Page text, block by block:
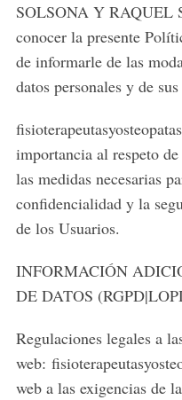
SOLSONA Y RAQUEL
conocer la presente
de informarle de las
datos personales y de
importancia al respeto
las medidas necesarias
confidencialidad y la
de los Usuarios.
INFORMACIÓN
DE DATOS
Regulaciones legales a
web:
web a las exigencias de